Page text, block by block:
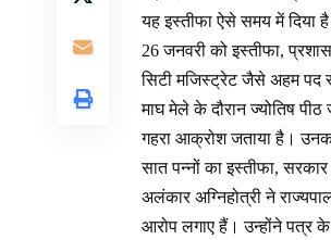
यह इस्तीफा ऐसे समय में दिया
26 जनवरी को इस्तीफा,
सिटी मजिस्ट्रेट जैसे अहम पद
माघ मेले के दौरान ज्योतिष
गहरा आक्रोश जताया है।
सात पन्नों का इस्तीफा,
अलंकार अग्निहोत्री ने
आरोप लगाए हैं। उन्होंने पत्र